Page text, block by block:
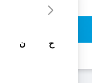
ح ن